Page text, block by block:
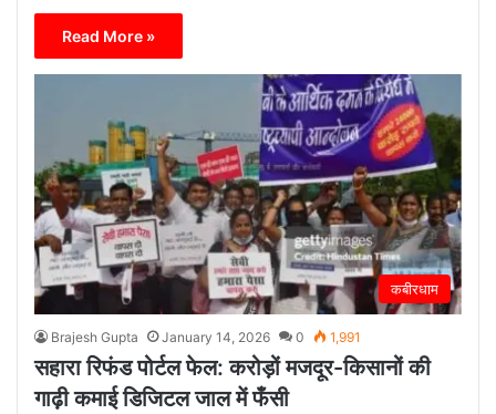
Read More »
कबीरधाम
Brajesh Gupta January 14, 2026 0 1,991
सहारा रिफंड पोर्टल फेल: करोड़ों मजदूर-किसानों की
गाढ़ी कमाई डिजिटल जाल में फँसी